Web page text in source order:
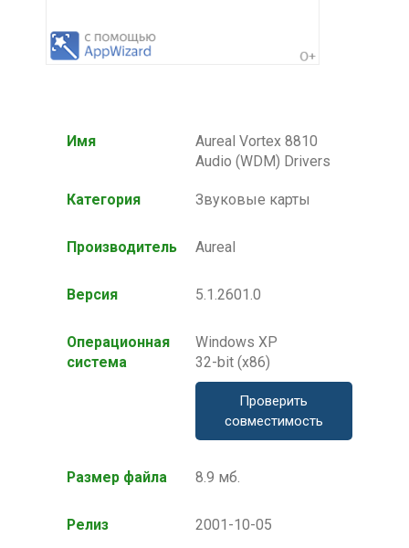
Имя
Aureal Vortex 8810
Audio (WDM) Drivers
Категория Звуковые карты
Производитель Aureal
Версия 5.1.2601.0
Операционная
система
Windows XP
32-bit (x86)
Проверить
совместимость
Размер файла 8.9 мб.
Релиз 2001-10-05